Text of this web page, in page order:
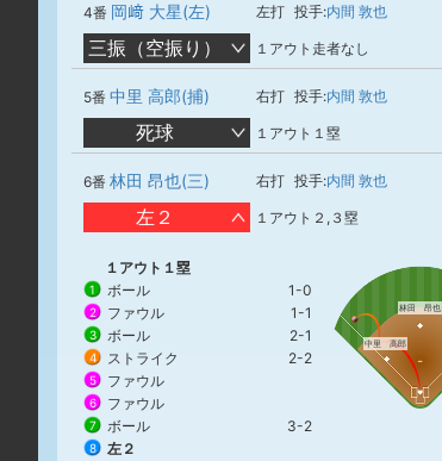
4番 岡﨑 大星(左) 左打 投手:内間 敦也
三振（空振り） １アウト走者なし
5番 中里 高郎(捕) 右打 投手:内間 敦也
死球 １アウト１塁
6番 林田 昂也(三) 右打 投手:内間 敦也
左２ １アウト２,３塁
１アウト１塁
1 ボール 1-0
2 ファウル 1-1
3 ボール 2-1
4 ストライク 2-2
5 ファウル
6 ファウル
7 ボール 3-2
8
左２
中里 高郎
林田 昂也